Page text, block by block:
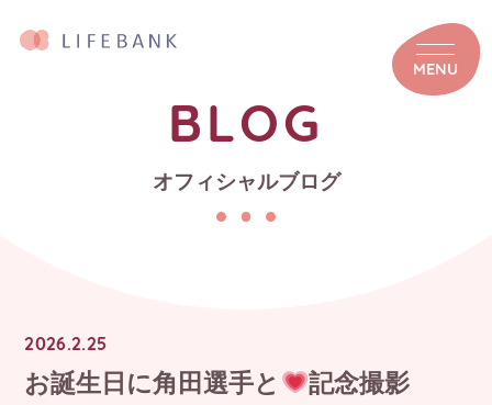
MENU
BLOG
オフィシャルブログ
2026.2.25
お誕生日に角田選手と 記念撮影